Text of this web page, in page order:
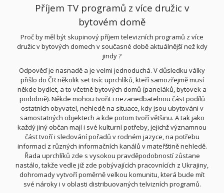
Příjem TV programů z více družic v
bytovém domě
Proč by měl být skupinový příjem televizních programů z více
družic v bytových domech v současné době aktuálnější než kdy
jindy ?
Odpověď je nasnadě a je velmi jednoduchá. V důsledku války
přišlo do ČR několik set tisíc uprchlíků, kteří samozřejmě musí
někde bydlet, a to včetně bytových domů (paneláků, bytovek a
podobně). Někde mohou tvořit i nezanedbatelnou část podílů
ostatních obyvatel, nehledě na situace, kdy jsou ubytováni v
samostatných objektech a kde potom tvoří většinu. A tak jako
každý jiný občan mají i své kulturní potřeby, jejichž významnou
část tvoří i sledování pořadů v rodném jazyce, na potřebu
informací z různých informačních kanálů v mateřštině nehledě.
Řada uprchlíků zde s vysokou pravděpodobností zůstane
nastálo, takže vedle již zde pobývajících pracovnících z Ukrajiny,
dohromady vytvoří poměrně velkou komunitu, která bude mít
své nároky i v oblasti distribuovaných telvizních programů.